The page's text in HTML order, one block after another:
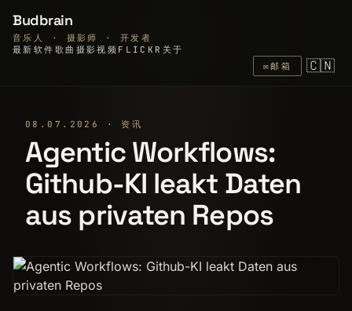
Budbrain
音乐人 · 摄影师 · 开发者
最新 软件 歌曲 摄影视频 FLICKR 关于
✉邮箱 🇨🇳
08.07.2026 · 资讯
Agentic Workflows:
Github-KI leakt Daten
aus privaten Repos